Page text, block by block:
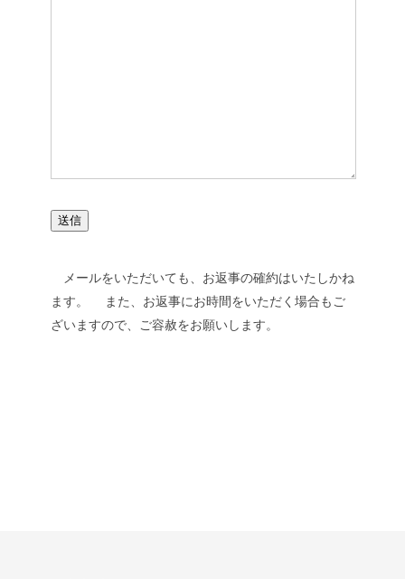
メールをいただいても、お返事の確約はいたしかね
ます。
また、お返事にお時間をいただく場合もご
ざいますので、ご容赦をお願いします。